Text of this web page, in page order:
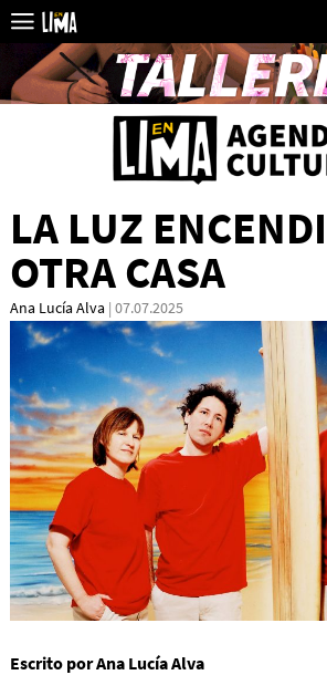
LA LUZ
OTRA CASA
Ana Lucía Alva | 07.07.2025
Escrito por Ana Lucía Alva